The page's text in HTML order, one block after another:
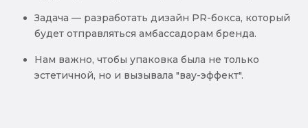
Задача — разработать дизайн PR-бокса, который
будет отправляться амбассадорам бренда.
Нам важно, чтобы упаковка была не только
эстетичной, но и вызывала "вау-эффект".